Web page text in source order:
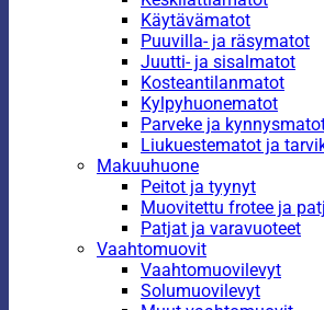
Käytävämatot
Puuvilla- ja räsymatot
Juutti- ja sisalmatot
Kosteantilanmatot
Kylpyhuonematot
Parveke ja
Liukuestematot ja
Makuuhuone
Peitot ja tyynyt
Muovitettu frotee ja
Patjat ja varavuoteet
Vaahtomuovit
Vaahtomuovilevyt
Solumuovilevyt